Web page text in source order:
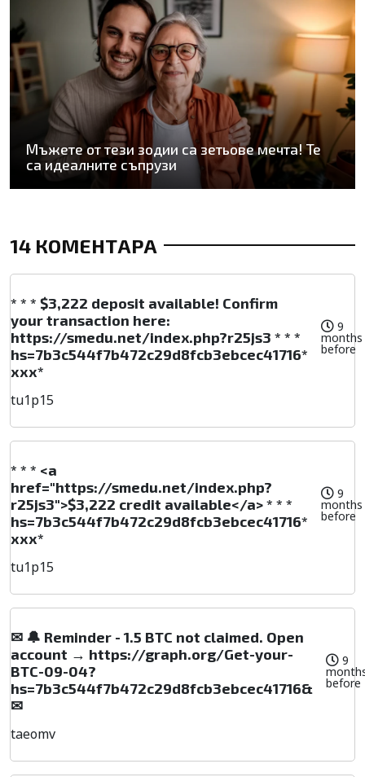
Мъжете от тези зодии са зетьове мечта! Те
са идеалните съпрузи
14 КОМЕНТАРА
* * * $3,222 deposit available! Confirm
your transaction here:
https://smedu.net/index.php?r25js3 * * *
hs=7b3c544f7b472c29d8fcb3ebcec41716*
ххх*
9
months
before
tu1p15
* * * <a
href="https://smedu.net/index.php?
r25js3">$3,222 credit available</a> * * *
hs=7b3c544f7b472c29d8fcb3ebcec41716*
ххх*
9
months
before
tu1p15
✉ 🔔 Reminder - 1.5 BTC not claimed. Open
account → https://graph.org/Get-your-
BTC-09-04?
hs=7b3c544f7b472c29d8fcb3ebcec41716&
✉
9
before
taeomv